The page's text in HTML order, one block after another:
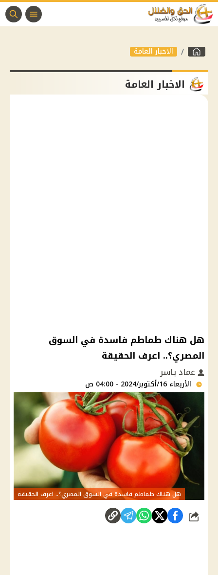
الاخبار العامة
الاخبار العامة
هل هناك طماطم فاسدة في السوق
المصري؟.. اعرف الحقيقة
عماد ياسر
الأربعاء 16/أكتوبر/2024 - 04:00 ص
هل هناك طماطم فاسدة في السوق المصري؟.. اعرف الحقيقة
شارك